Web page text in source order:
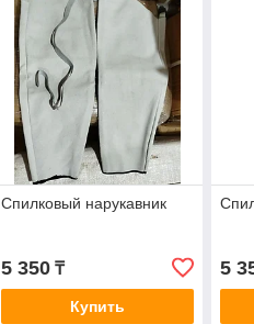
Спилковый нарукавник
5 350₸
Купить
5